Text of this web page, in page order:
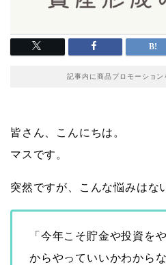
記事内に商品プロモーショ
皆さん、こんにちは。
マスです。
突然ですが、こんな悩みはな
「今年こそ貯金や投資を
からやっていいかわからな